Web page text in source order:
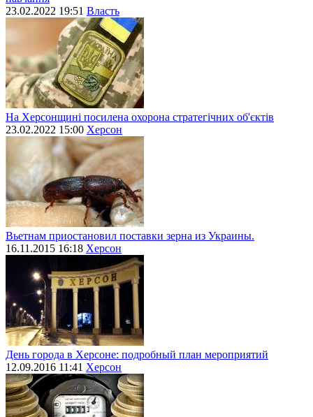
23.02.2022 19:51 Власть
На Херсонщині посилена охорона стратегічних об'єктів
23.02.2022 15:00 Херсон
Вьетнам приостановил поставки зерна из Украины.
16.11.2015 16:18 Херсон
День города в Херсоне: подробный план мероприятий
12.09.2016 11:41 Херсон